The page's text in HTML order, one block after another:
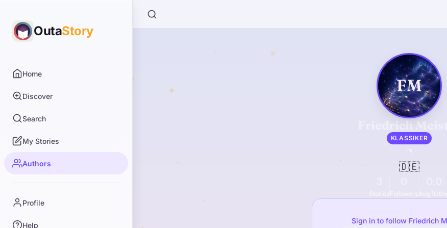
OutaStory
Home
Discover
Search
My Stories
Authors
Profile
Help
FM
Friedrich
KLASSIKER
🇩🇪
Followers
Sign in to follow Friedrich